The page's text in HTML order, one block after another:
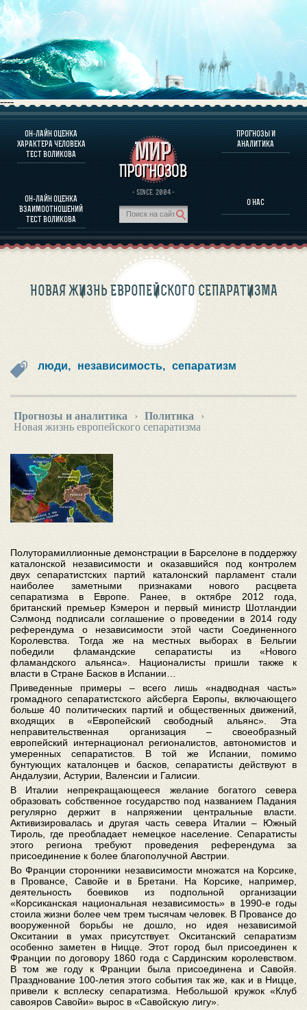
----
ОН-ЛАЙН ОЦЕНКА
ХАРАКТЕРА ЧЕЛОВЕКА
ТЕСТ ВОЛИКОВА
ОН-ЛАЙН ОЦЕНКА
ВЗАИМООТНОШЕНИЙ
ТЕСТ ВОЛИКОВА
· SINCE. 2004 ·
ПРОГНОЗЫ И
АНАЛИТИКА
О НАС
О ПРОГРАММЕ
ОЦЕНКА ХАРАКТЕРA ЧЕЛОВЕКА
ОЦЕНКА ХАРАКТЕРА ВЫДАЮЩИХСЯ ЛИЧНОСТЕЙ
О ПРОГРАММЕ
ПРОГНОЗЫ И АНАЛИТИКА
НОВАЯ ЖИЗНЬ ЕВРОПЕЙСКОГО СЕПАРАТИЗМА
люди, независимость, сепаратизм
Прогнозы и аналитика › Политика
›
Новая жизнь европейского сепаратизма
Полуторамиллионные демонстрации в Барселоне в поддержку
каталонской независимости и оказавшийся под контролем
двух сепаратистских партий каталонский парламент стали
наиболее заметными признаками нового расцвета
сепаратизма в Европе. Ранее, в октябре 2012 года,
британский премьер Кэмерон и первый министр Шотландии
Сэлмонд подписали соглашение о проведении в 2014 году
референдума о независимости этой части Соединенного
Королевства. Тогда же на местных выборах в Бельгии
победили фламандские сепаратисты из «Нового
фламандского альянса». Националисты пришли также к
власти в Стране Басков в Испании…
Приведенные примеры – всего лишь «надводная часть»
громадного сепаратистского айсберга Европы, включающего
больше 40 политических партий и общественных движений,
входящих в «Европейский свободный альянс». Эта
неправительственная организация – своеобразный
европейский интернационал регионалистов, автономистов и
умеренных сепаратистов. В той же Испании, помимо
бунтующих каталонцев и басков, сепаратисты действуют в
Андалузии, Астурии, Валенсии и Галисии.
В Италии непрекращающееся желание богатого севера
образовать собственное государство под названием Падания
регулярно держит в напряжении центральные власти.
Активизировалась и другая часть севера Италии – Южный
Тироль, где преобладает немецкое население. Сепаратисты
этого региона требуют проведения референдума за
присоединение к более благополучной Австрии.
Во Франции сторонники независимости множатся на Корсике,
в Провансе, Савойе и в Бретани. На Корсике, например,
деятельность боевиков из подпольной организации
«Корсиканская национальная независимость» в 1990-е годы
стоила жизни более чем трем тысячам человек. В Провансе до
вооруженной борьбы не дошло, но идея независимой
Окситании в умах присутствует. Окситанский сепаратизм
особенно заметен в Ницце. Этот город был присоединен к
Франции по договору 1860 года с Сардинским королевством.
В том же году к Франции была присоединена и Савойя.
Празднование 100-летия этого события так же, как и в Ницце,
привели к всплеску сепаратизма. Небольшой кружок «Клуб
савояров Савойи» вырос в «Савойскую лигу».